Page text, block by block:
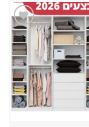
שמור
מוצר
במועדפים